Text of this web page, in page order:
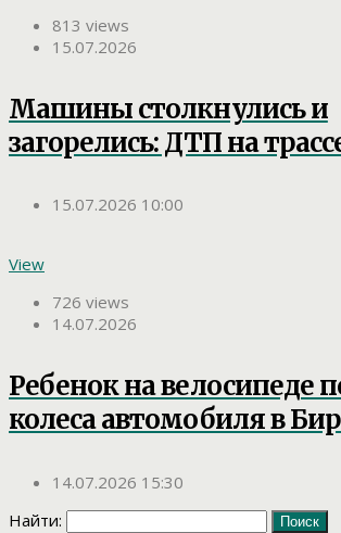
813 views
15.07.2026
Машины столкнулись и
загорелись: ДТП на
15.07.2026 10:00
View
726 views
14.07.2026
Ребенок на велосипеде
колеса автомобиля в
14.07.2026 15:30
Найти: